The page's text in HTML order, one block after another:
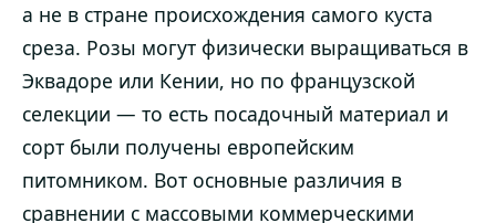
а не в стране происхождения самого куста
среза. Розы могут физически выращиваться в
Эквадоре или Кении, но по французской
селекции — то есть посадочный материал и
сорт были получены европейским
питомником. Вот основные различия в
сравнении с массовыми коммерческими